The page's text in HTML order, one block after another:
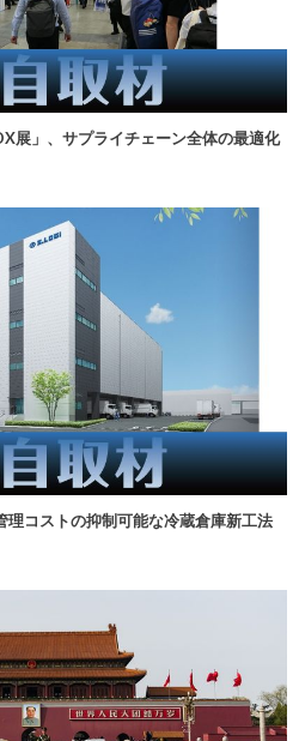
展」、サプライチェーン全体の最適化
理コストの抑制可能な冷蔵倉庫新工法